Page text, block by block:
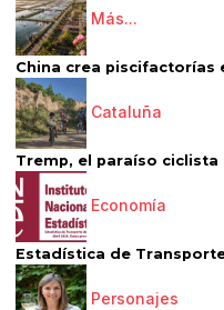
Más...
China crea piscifactorías
Cataluña
Tremp, el paraíso ciclista
Economía
Estadística de
Personajes